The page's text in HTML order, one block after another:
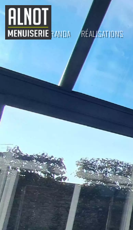
ALNOT VÉRANDA RÉALISATIONS